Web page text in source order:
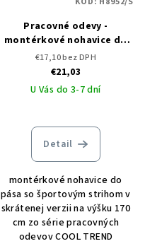
Pracovné odevy -
montérkové nohavice do
pása ARDON COOL TREND
skrátené
€17,10 bez DPH
€21,03
U Vás do 3-7 dní
Detail
montérkové nohavice do
pása so športovým strihom v
skrátenej verzii na výšku 170
cm zo série pracovných
odevov COOL TREND